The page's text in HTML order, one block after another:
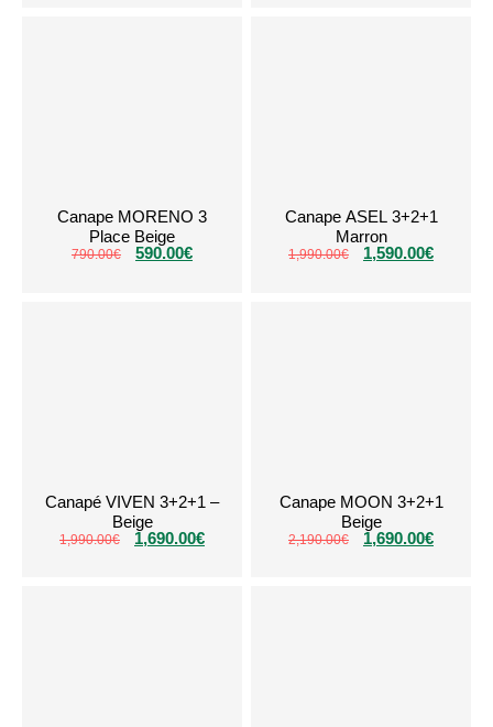
Canape MORENO 3
Place Beige
790.00€ 590.00€
Canape ASEL 3+2+1
Marron
1,990.00€ 1,590.00€
Canapé VIVEN 3+2+1 –
Beige
1,990.00€ 1,690.00€
Canape MOON 3+2+1
Beige
2,190.00€ 1,690.00€